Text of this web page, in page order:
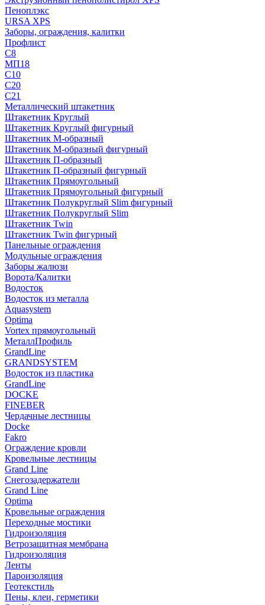
Пеноплэкс
URSA XPS
Заборы, ограждения, калитки
Профлист
С8
МП18
С10
С20
С21
Металлический штакетник
Штакетник Круглый
Штакетник Круглый фигурный
Штакетник М-образный
Штакетник М-образный фигурный
Штакетник П-образный
Штакетник П-образный фигурный
Штакетник Прямоугольный
Штакетник Прямоугольный фигурный
Штакетник Полукруглый Slim фигурный
Штакетник Полукруглый Slim
Штакетник Twin
Штакетник Twin фигурный
Панельные ограждения
Модульные ограждения
Заборы жалюзи
Ворота/Калитки
Водосток
Водосток из металла
Aquasystem
Optima
Vortex прямоугольный
МеталлПрофиль
GrandLine
GRANDSYSTEM
Водосток из пластика
GrandLine
DOCKE
FINEBER
Чердачные лестницы
Docke
Fakro
Ограждение кровли
Кровельные лестницы
Grand Line
Снегозадержатели
Grand Line
Optima
Кровельные ограждения
Переходные мостики
Гидроизоляция
Ветрозащитная мембрана
Гидроизоляция
Ленты
Пароизоляция
Геотекстиль
Пены, клеи, герметики